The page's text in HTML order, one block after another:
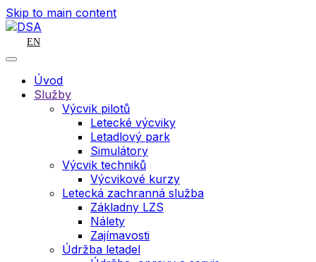
Skip to main content
EN
Úvod
Služby
Výcvik pilotů
Letecké výcviky
Letadlový park
Simulátory
Výcvik techniků
Výcvikové kurzy
Letecká zachranná služba
Základny LZS
Nálety
Zajímavosti
Údržba letadel